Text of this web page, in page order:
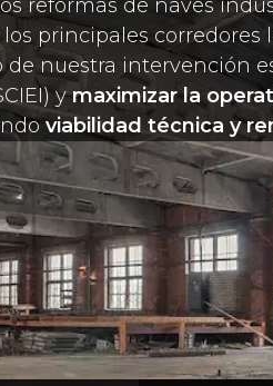
reformas de naves
principales corredores
de nuestra intervención
ymaximizar la
viabilidad técnica y